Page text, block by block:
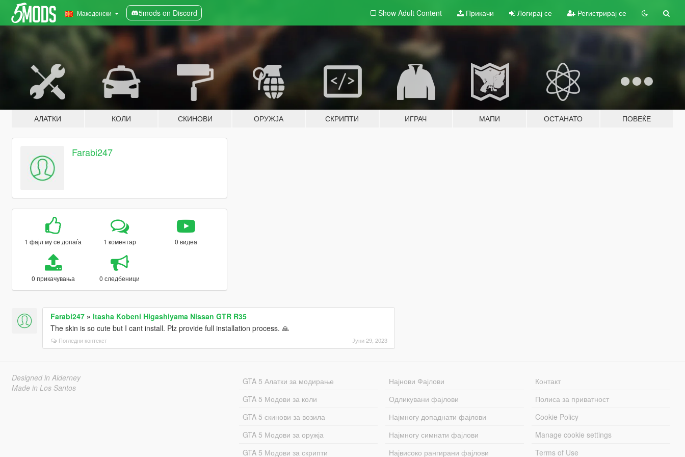
Македонски 5mods on Discord Show Adult Content Прикачи Логирај се Регистрирај се
АЛАТКИ КОЛИ СКИНОВИ ОРУЖЈА СКРИПТИ ИГРАЧ МАПИ ОСТАНАТО ПОВЕЌЕ
Farabi247
1 фајл му се допаѓа 1 коментар 0 видеа
0 прикачувања 0 следбеници
Farabi247» Itasha Kobeni Higashiyama Nissan GTR R35
The skin is so cute but I cant install. Plz provide full installation process. 🙏
Погледни контекст Јуни 29, 2023
Designed in Alderney
Made in Los Santos
GTA 5 Алатки за модирање
GTA 5 Модови за коли
GTA 5 скинови за возила
GTA 5 Модови за оружја
GTA 5 Модови за скрипти
Најнови Фајлови
Одликувани фајлови
Најмногу допаднати фајлови
Најмногу симнати фајлови
Највисоко рангирани фајлови
Контакт
Полиса за приватност
Cookie Policy
Manage cookie settings
Terms of Use